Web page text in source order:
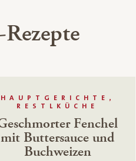
HAUPTGERICHTE,
RESTLKÜCHE
Fenchel
mit Buttersauce und
Buchweizen